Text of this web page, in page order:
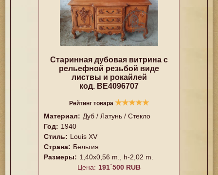
Старинная дубовая витрина с
рельефной резьбой виде
листвы и рокайлей
код. BE4096707
Рейтинг товара ★★★★★
Материал: Дуб / Латунь / Стекло
Год: 1940
Стиль: Louis XV
Страна: Бельгия
Размеры: 1,40x0,56 m., h-2,02 m.
Цена: 191`500 RUB